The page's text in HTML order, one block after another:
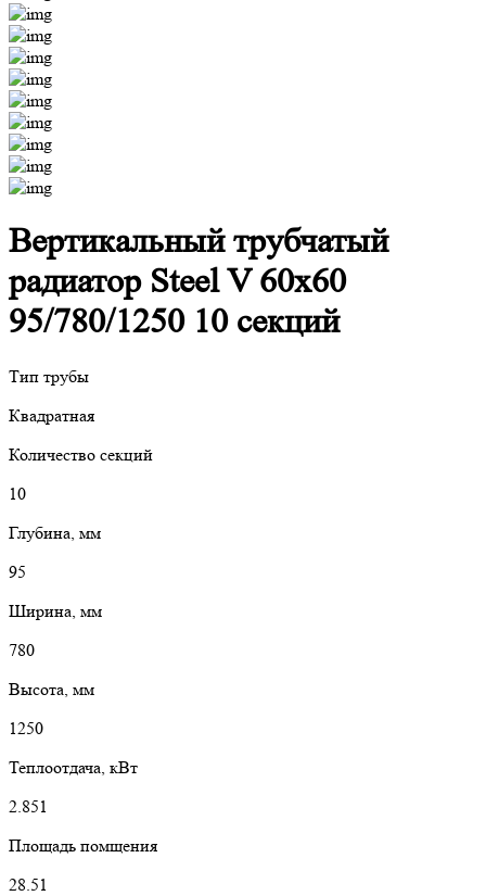
Вертикальный трубчатый
радиатор Steel V 60х60
95/780/1250 10 секций
Тип трубы
Квадратная
Количество секций
10
Глубина, мм
95
Ширина, мм
780
Высота, мм
1250
Теплоотдача, кВт
2.851
Площадь помщения
28.51